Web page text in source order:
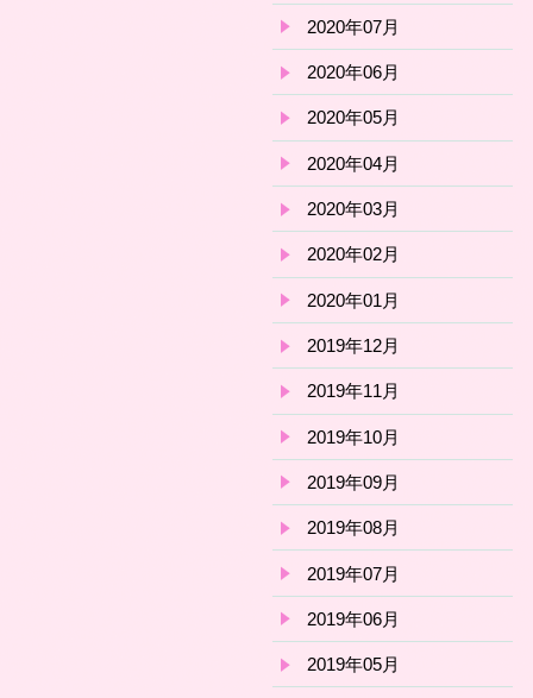
2020年07月
2020年06月
2020年05月
2020年04月
2020年03月
2020年02月
2020年01月
2019年12月
2019年11月
2019年10月
2019年09月
2019年08月
2019年07月
2019年06月
2019年05月